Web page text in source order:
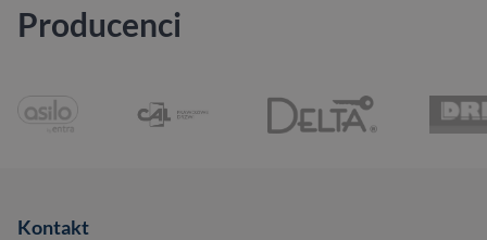
Producenci
Kontakt